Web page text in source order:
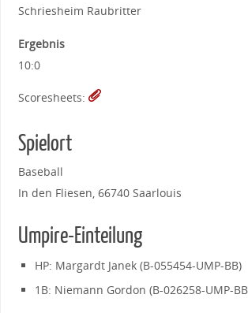
Schriesheim Raubritter
Ergebnis
10:0
Scoresheets:
Spielort
Baseball
In den Fliesen, 66740 Saarlouis
Umpire-Einteilung
HP: Margardt Janek (B-055454-UMP-BB)
1B: Niemann Gordon (B-026258-UMP-